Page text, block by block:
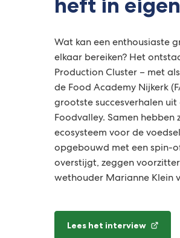
Wat kan een enthousiaste
elkaar bereiken? Het
Production Cluster – met
de Food Academy Nijkerk
grootste succesverhalen uit
Foodvalley. Samen hebben
ecosysteem voor de
opgebouwd met een spin-
overstijgt, zeggen
wethouder Marianne Klein
Lees het interview
(Verwijst